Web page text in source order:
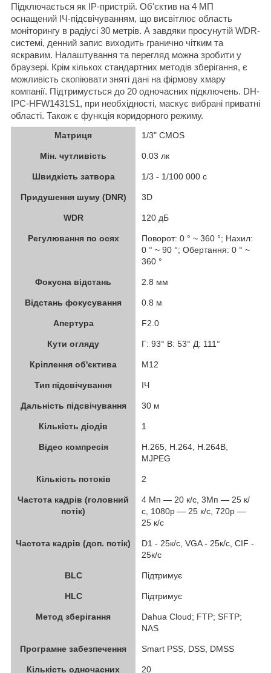
Підключається як IP-пристрій. Об'єктив на 4 МП
оснащений ІЧ-підсвічуванням, що висвітлює область
моніторингу в радіусі 30 метрів. А завдяки просунутій WDR-
системі, денний запис виходить гранично чітким та
яскравим. Налаштування та перегляд можна зробити у
браузері. Крім кількох стандартних методів зберігання, є
можливість скопіювати зняті дані на фірмову хмару
компанії. Підтримується до 20 одночасних підключень. DH-
IPC-HFW1431S1, при необхідності, маскує вибрані приватні
області. Також є функція коридорного режиму.
Матриця 1/3" CMOS
Мін. чутливість 0.03 лк
Швидкість затвора 1/3 - 1/100 000 с
Придушення шуму (DNR) 3D
WDR 120 дБ
Регулювання по осях
Поворот: 0 ° ~ 360 °; Нахил:
0 ° ~ 90 °; Обертання: 0 ° ~
360 °
Фокусна відстань 2.8 мм
Відстань фокусування 0.8 м
Апертура F2.0
Кути огляду Г: 93° В: 53° Д: 111°
Кріплення об'єктива М12
Тип підсвічування ІЧ
Дальність підсвічування 30 м
Кількість діодів 1
Відео компресія
H.265, H.264, H.264B,
MJPEG
Кількість потоків 2
Частота кадрів (головний
потік)
4 Мп — 20 к/с, 3Мп — 25 к/
с, 1080р — 25 к/с, 720р —
25 к/с
Частота кадрів (доп. потік)
D1 - 25к/c, VGA - 25к/с, CIF -
25к/с
BLC Підтримує
HLC Підтримує
Метод зберігання
Dahua Cloud; FTP; SFTP;
NAS
Програмне забезпечення Smart PSS, DSS, DMSS
Кількість одночасних 20